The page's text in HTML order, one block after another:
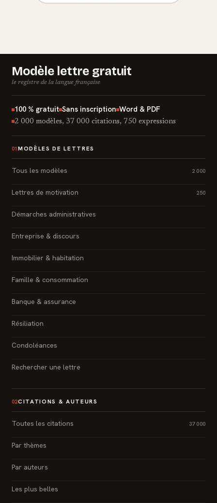
Modèle lettre gratuit
le registre de la langue française
100 % gratuit Sans inscription Word & PDF
2 000 modèles, 37 000 citations, 750 expressions
01 MODÈLES DE LETTRES
Tous les modèles 2 000
Lettres de motivation 250
Démarches administratives
Entreprise & discours
Immobilier & habitation
Famille & consommation
Banque & assurance
Résiliation
Condoléances
Rechercher une lettre
02CITATIONS & AUTEURS
Toutes les citations 37 000
Par thèmes
Par auteurs
Les plus belles